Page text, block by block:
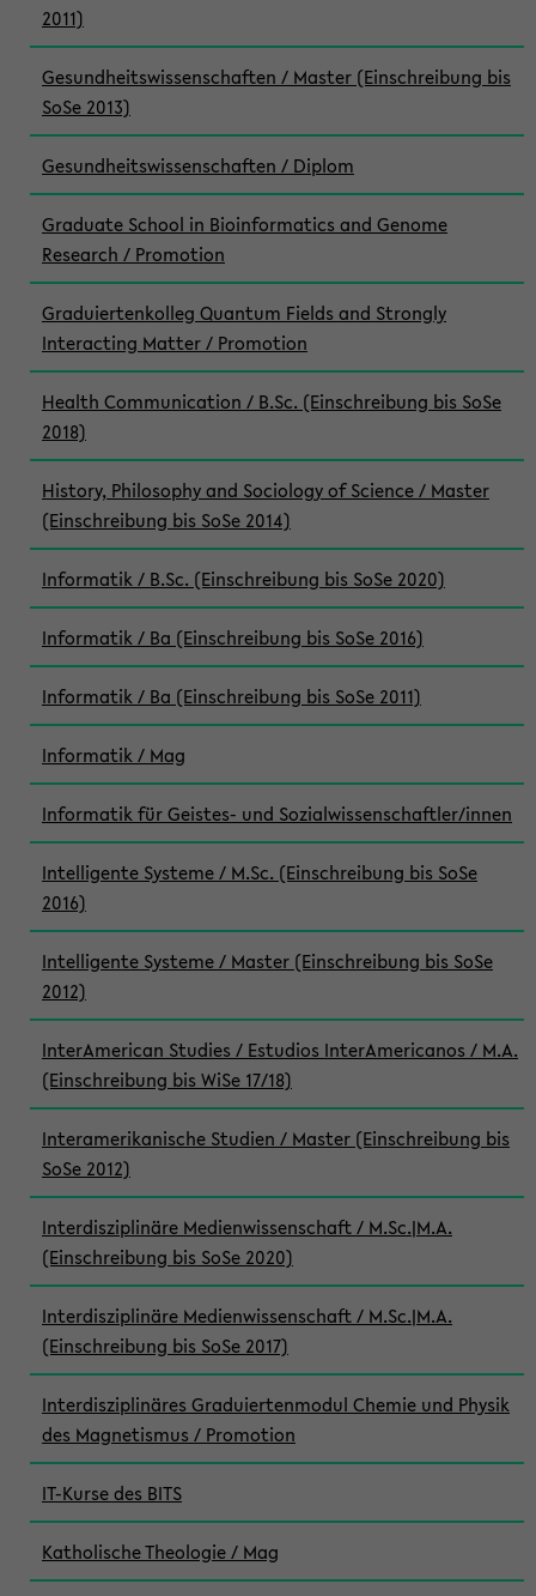
2011)
Gesundheitswissenschaften / Master (Einschreibung bis
SoSe 2013)
Gesundheitswissenschaften / Diplom
Graduate School in Bioinformatics and Genome
Research / Promotion
Graduiertenkolleg Quantum Fields and Strongly
Interacting Matter / Promotion
Health Communication / B.Sc. (Einschreibung bis SoSe
2018)
History, Philosophy and Sociology of Science / Master
(Einschreibung bis SoSe 2014)
Informatik / B.Sc. (Einschreibung bis SoSe 2020)
Informatik / Ba (Einschreibung bis SoSe 2016)
Informatik / Ba (Einschreibung bis SoSe 2011)
Informatik / Mag
Informatik für Geistes- und Sozialwissenschaftler/innen
Intelligente Systeme / M.Sc. (Einschreibung bis SoSe
2016)
Intelligente Systeme / Master (Einschreibung bis SoSe
2012)
InterAmerican Studies / Estudios InterAmericanos / M.A.
(Einschreibung bis WiSe 17/18)
Interamerikanische Studien / Master (Einschreibung bis
SoSe 2012)
Interdisziplinäre Medienwissenschaft / M.Sc.|M.A.
(Einschreibung bis SoSe 2020)
Interdisziplinäre Medienwissenschaft / M.Sc.|M.A.
(Einschreibung bis SoSe 2017)
Interdisziplinäres Graduiertenmodul Chemie und Physik
des Magnetismus / Promotion
IT-Kurse des BITS
Katholische Theologie / Mag